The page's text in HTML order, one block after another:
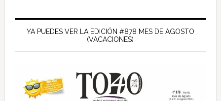
Barra
lateral
principal
YA PUEDES VER LA EDICIÓN #878 MES DE AGOSTO
(VACACIONES)